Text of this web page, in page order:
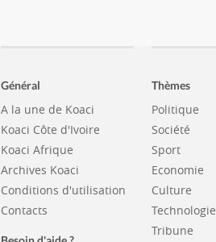
Général
A la une de Koaci
Koaci Côte d'Ivoire
Koaci Afrique
Archives Koaci
Conditions d'utilisation
Contacts
Thèmes
Politique
Société
Sport
Economie
Culture
Technologie
Tribune